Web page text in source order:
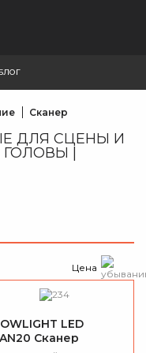
Сканер
ДЛЯ СЦЕНЫ И
|
Цена
LED
Сканер